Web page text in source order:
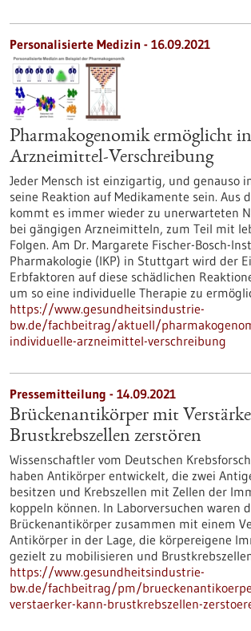
Personalisierte Medizin - 16.09.2021
Pharmakogenomik ermöglicht
Arzneimittel-Verschreibung
Jeder Mensch ist einzigartig, und genauso
seine Reaktion auf Medikamente sein. Aus
kommt es immer wieder zu unerwarteten
bei gängigen Arzneimitteln, zum Teil mit
Folgen. Am Dr. Margarete Fischer-Bosch-
Pharmakologie (IKP) in Stuttgart wird der
Erbfaktoren auf diese schädlichen
um so eine individuelle Therapie zu
https://www.gesundheitsindustrie-
bw.de/fachbeitrag/aktuell/
individuelle-arzneimittel-verschreibung
Pressemitteilung - 14.09.2021
Brückenantikörper mit
Brustkrebszellen zerstören
Wissenschaftler vom Deutschen
haben Antikörper entwickelt, die zwei
besitzen und Krebszellen mit Zellen der
koppeln können. In Laborversuchen waren
Brückenantikörper zusammen mit einem
Antikörper in der Lage, die körpereigene
gezielt zu mobilisieren und
https://www.gesundheitsindustrie-
bw.de/fachbeitrag/pm/
verstaerker-kann-brustkrebszellen-